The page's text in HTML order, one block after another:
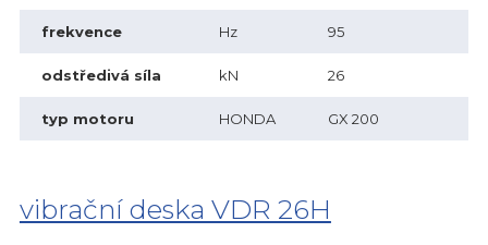
frekvence Hz 95
odstředivá síla kN 26
typ motoru HONDA GX 200
vibrační deska VDR 26H